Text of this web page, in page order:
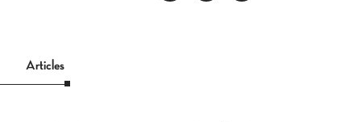
Articles